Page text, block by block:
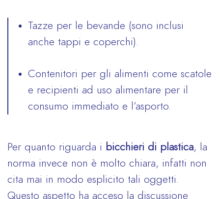
Tazze per le bevande (sono inclusi
anche tappi e coperchi).
Contenitori per gli alimenti come scatole
e recipienti ad uso alimentare per il
consumo immediato e l’asporto.
Per quanto riguarda i bicchieri di plastica, la
norma invece non è molto chiara, infatti non
cita mai in modo esplicito tali oggetti.
Questo aspetto ha acceso la discussione